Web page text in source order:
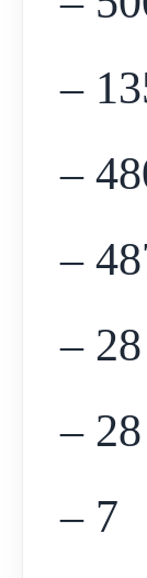
–
–
–
– 28
–
– 7